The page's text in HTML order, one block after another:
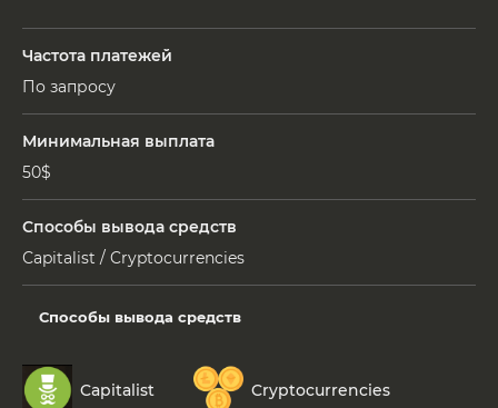
Частота платежей
По запросу
Минимальная выплата
50$
Способы вывода средств
Сapitalist / Cryptocurrencies
Способы вывода средств
Capitalist Cryptocurrencies